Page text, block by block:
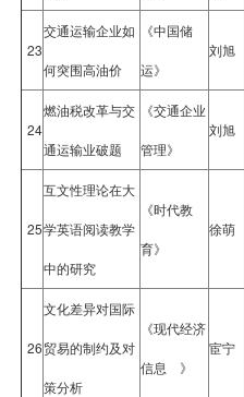
23
交通运输企业如
何突围高油价
《中国储
运》
刘旭
24
燃油税改革与交
通运输业破题
《交通企业
管理》
刘旭
25
互文性理论在大
学英语阅读教学
中的研究
《时代教
育》
徐萌
26
文化差异对国际
贸易的制约及对
策分析
《现代经济
信息 》
宦宁